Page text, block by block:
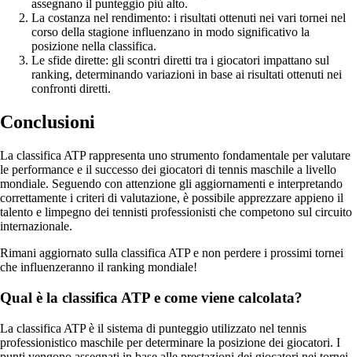
assegnano il punteggio più alto.
La costanza nel rendimento: i risultati ottenuti nei vari tornei nel
corso della stagione influenzano in modo significativo la
posizione nella classifica.
Le sfide dirette: gli scontri diretti tra i giocatori impattano sul
ranking, determinando variazioni in base ai risultati ottenuti nei
confronti diretti.
Conclusioni
La classifica ATP rappresenta uno strumento fondamentale per valutare
le performance e il successo dei giocatori di tennis maschile a livello
mondiale. Seguendo con attenzione gli aggiornamenti e interpretando
correttamente i criteri di valutazione, è possibile apprezzare appieno il
talento e limpegno dei tennisti professionisti che competono sul circuito
internazionale.
Rimani aggiornato sulla classifica ATP e non perdere i prossimi tornei
che influenzeranno il ranking mondiale!
Qual è la classifica ATP e come viene calcolata?
La classifica ATP è il sistema di punteggio utilizzato nel tennis
professionistico maschile per determinare la posizione dei giocatori. I